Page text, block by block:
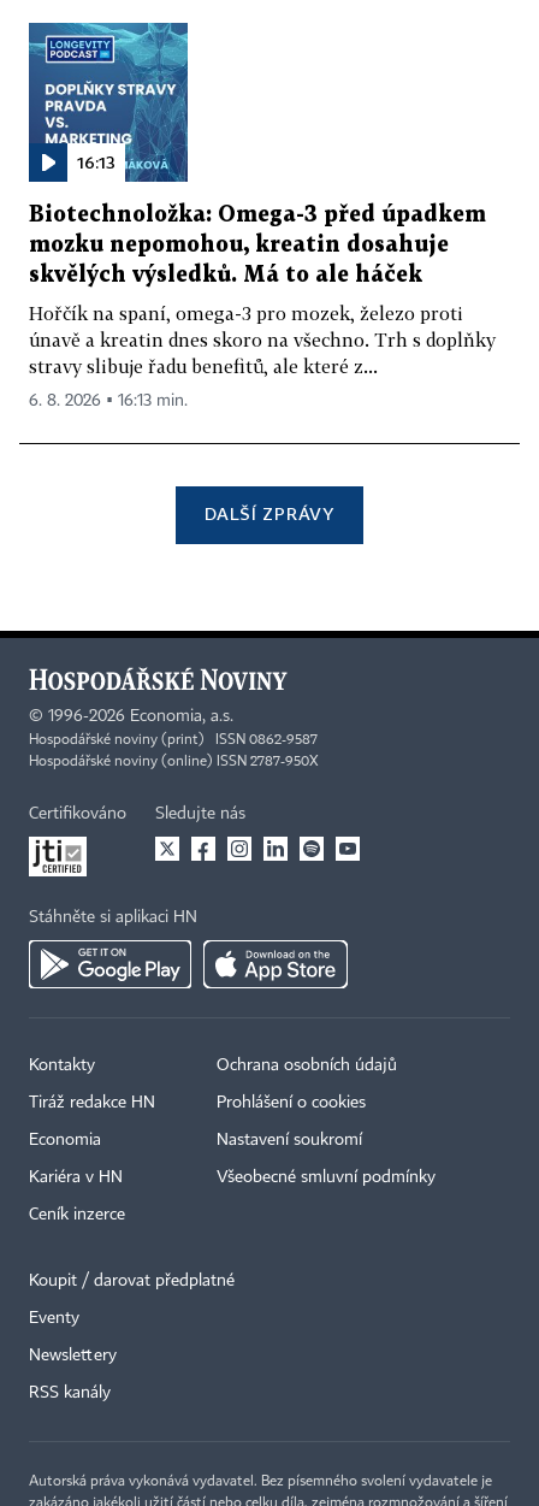
16:13
Biotechnoložka: Omega-3 před úpadkem
mozku nepomohou, kreatin dosahuje
skvělých výsledků. Má to ale háček
Hořčík na spaní, omega-3 pro mozek, železo proti
únavě a kreatin dnes skoro na všechno. Trh s doplňky
stravy slibuje řadu benefitů, ale které z...
6. 8. 2026 ▪ 16:13 min.
DALŠÍ ZPRÁVY
© 1996-2026 Economia, a.s.
Hospodářské noviny (print) ISSN 0862-9587
Hospodářské noviny (online) ISSN 2787-950X
Certifikováno Sledujte nás
Stáhněte si aplikaci HN
Kontakty
Tiráž redakce HN
Economia
Kariéra v HN
Ceník inzerce
Ochrana osobních údajů
Prohlášení o cookies
Nastavení soukromí
Všeobecné smluvní podmínky
Koupit / darovat předplatné
Eventy
Newslettery
RSS kanály
Autorská práva vykonává vydavatel. Bez písemného svolení vydavatele je